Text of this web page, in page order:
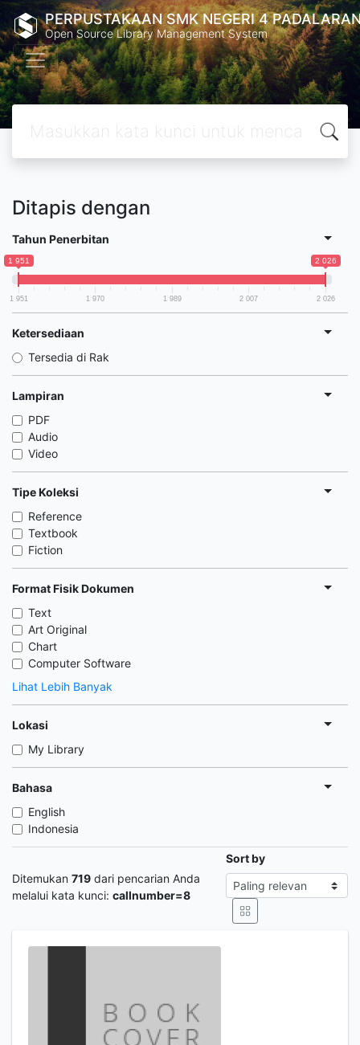
PERPUSTAKAAN SMK NEGERI 4
Open Source Library Management System
Ditapis dengan
Tahun Penerbitan
1 951 2 026
1 951 1 970 1 989 2 007 2 026
Ketersediaan
Tersedia di Rak
Lampiran
PDF
Audio
Video
Tipe Koleksi
Reference
Textbook
Fiction
Format Fisik Dokumen
Text
Art Original
Chart
Computer Software
Lihat Lebih Banyak
Lokasi
My Library
Bahasa
English
Indonesia
Ditemukan 719 dari pencarian Anda
melalui kata kunci: callnumber=8
Sort by